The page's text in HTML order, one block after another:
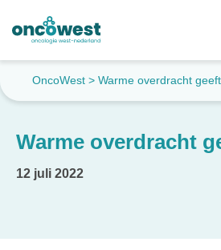
OncoWest > Warme overdracht
Warme overdracht
12 juli 2022